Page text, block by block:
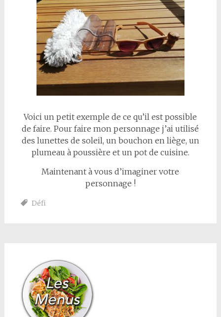
Voici un petit exemple de ce qu’il est possible
de faire. Pour faire mon personnage j’ai utilisé
des lunettes de soleil, un bouchon en liège, un
plumeau à poussière et un pot de cuisine.
Maintenant à vous d’imaginer votre
personnage !
Défi